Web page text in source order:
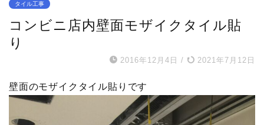
タイル工事
コンビニ店内壁面モザイクタイル貼
り
2016年12月4日 / 2021年7月12日
壁面のモザイクタイル貼りです